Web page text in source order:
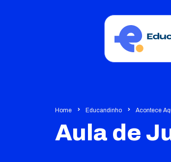
Home Educandinho Acontece
Aula de